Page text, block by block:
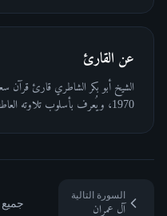
عن القارئ
الشيخ أبو بكر الشاطري قارئ قرآن
1970، ويُعرف بأسلوب تلاوته العاطفي والحزين الذي أسر المستمعين لعقود.
جميع
السورة التالية
آل عمران